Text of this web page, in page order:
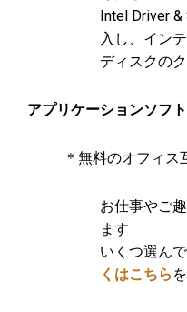
Intel Driver
入し、イン
ディスクの
アプリケーションソフト
＊無料のオフィ
お仕事やご
ます
いくつ選ん
くはこちら